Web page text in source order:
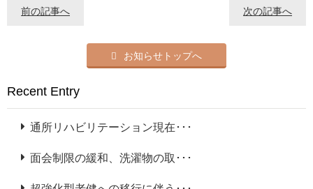
前の記事へ 次の記事へ
お知らせトップへ
Recent Entry
通所リハビリテーション現在･･･
面会制限の緩和、洗濯物の取･･･